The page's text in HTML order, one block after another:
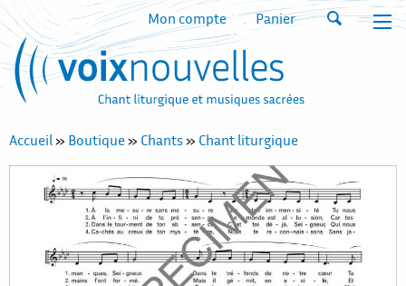
Mon compte Panier
Accueil» Boutique» Chants» Chant liturgique